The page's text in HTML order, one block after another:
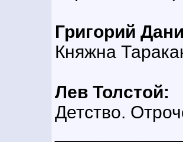
Григорий
Княжна
Лев Толстой:
Детство.